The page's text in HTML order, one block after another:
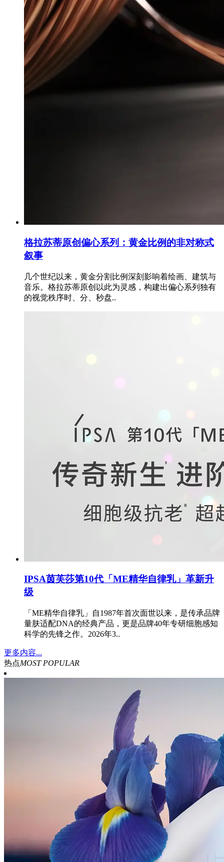
格拉苏蒂原创偏心系列：黄金比例的非对称式
叙事
几个世纪以来，黄金分割比例深刻影响着绘画、建筑与
音乐。格拉苏蒂原创以此为灵感，构建出偏心系列独有
的视觉秩序时、分、秒盘..
IPSA茵芙莎第10代「ME精华自律乳」革新升
级
「ME精华自律乳」自1987年首次面世以来，是传承品牌
量肤适配DNA的经典产品，更是品牌40年专研细胞感知
科学的先锋之作。2026年3..
更多内容...
热点MOST POPULAR